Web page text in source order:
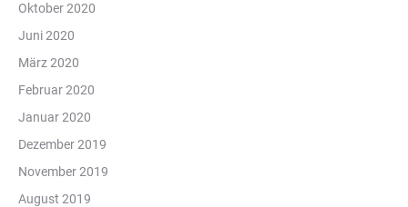
Oktober 2020
Juni 2020
März 2020
Februar 2020
Januar 2020
Dezember 2019
November 2019
August 2019